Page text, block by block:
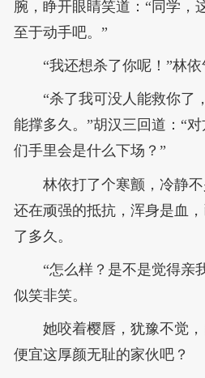
腕，睁开眼睛笑道：“同学，
至于动手吧。”
“我还想杀了你呢！”林依
“杀了我可没人能救你了
能撑多久。”胡汉三回道：“
们手里会是什么下场？”
林依打了个寒颤，冷静
还在顽强的抵抗，浑身是血
了多久。
“怎么样？是不是觉得亲
似笑非笑。
她咬着樱唇，犹豫不觉
便宜这厚颜无耻的家伙吧？